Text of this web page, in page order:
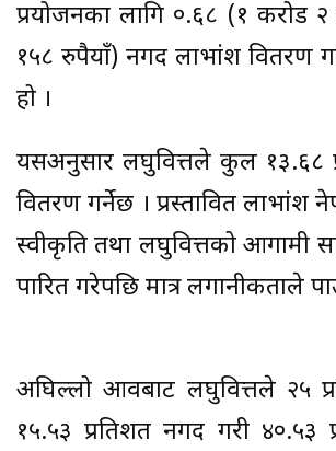
प्रयोजनका लागि ०.६८ (१ करोड
१५८ रुपैयाँ) नगद लाभांश वितरण
हो ।
यसअनुसार लघुवित्तले कुल १३.६८
वितरण गर्नेछ । प्रस्तावित लाभांश
स्वीकृति तथा लघुवित्तको आगामी
पारित गरेपछि मात्र लगानीकर्ताले
अघिल्लो आवबाट लघुवित्तले २५
१५.५३ प्रतिशत नगद गरी ४०.५३